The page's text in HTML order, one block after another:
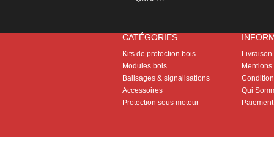
CATÉGORIES
Kits de protection bois
Modules bois
Balisages & signalisations
Accessoires
Protection sous moteur
Livraison
Qui